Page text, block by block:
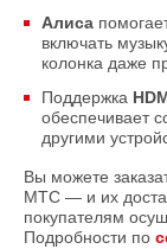
Алиса
включать
колонка даже
Поддержка
обеспечивает
другими
Вы можете
МТС — и их
покупателям
Подробности по